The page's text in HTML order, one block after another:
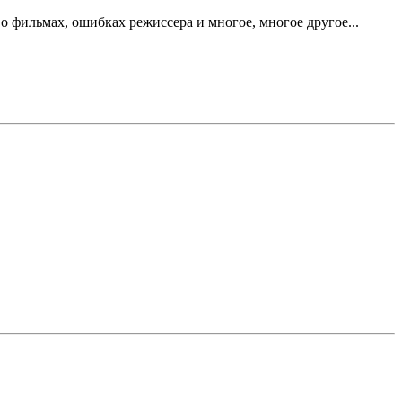
фильмах, ошибках режиссера и многое, многое другое...